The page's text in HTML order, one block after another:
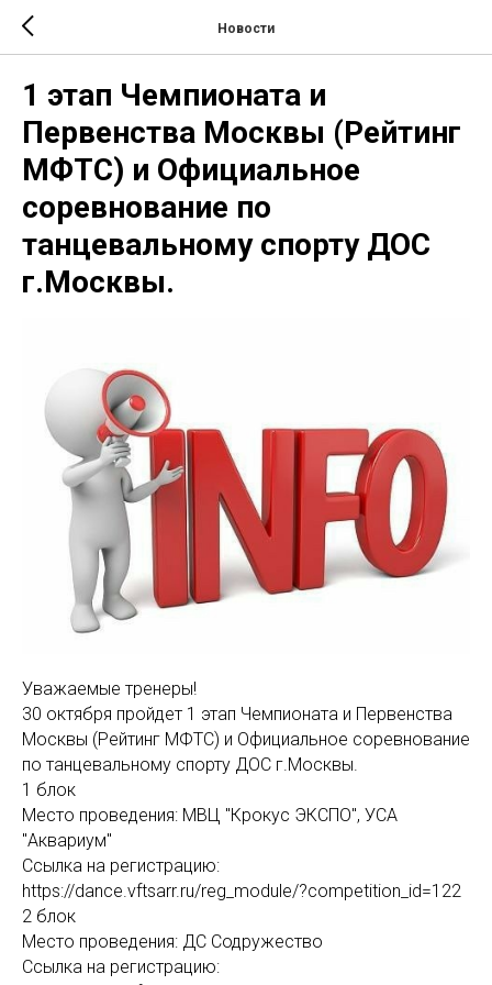
Новости
1 этап Чемпионата и
Первенства Москвы (Рейтинг
МФТС) и Официальное
соревнование по
танцевальному спорту ДОС
г.Москвы.
Уважаемые тренеры!
30 октября пройдет 1 этап Чемпионата и Первенства
Москвы (Рейтинг МФТС) и Официальное соревнование
по танцевальному спорту ДОС г.Москвы.
1 блок
Место проведения: МВЦ "Крокус ЭКСПО", УСА
"Аквариум"
Ссылка на регистрацию:
https://dance.vftsarr.ru/reg_module/?competition_id=122
2 блок
Место проведения: ДС Содружество
Ссылка на регистрацию: